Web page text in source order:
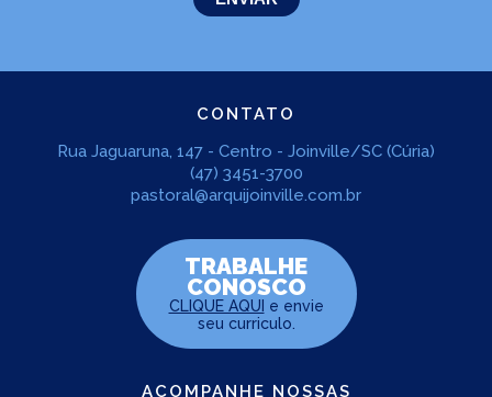
CONTATO
Rua Jaguaruna, 147 - Centro - Joinville/SC (Cúria)
(47) 3451-3700
pastoral@arquijoinville.com.br
TRABALHE
CONOSCO
CLIQUE AQUI e envie
seu curriculo.
ACOMPANHE NOSSAS